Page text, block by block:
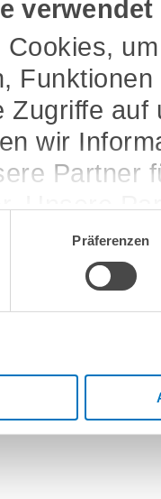
Zugriffe
wir
Partner
Unsere
mit
oder
haben.
Präferenzen